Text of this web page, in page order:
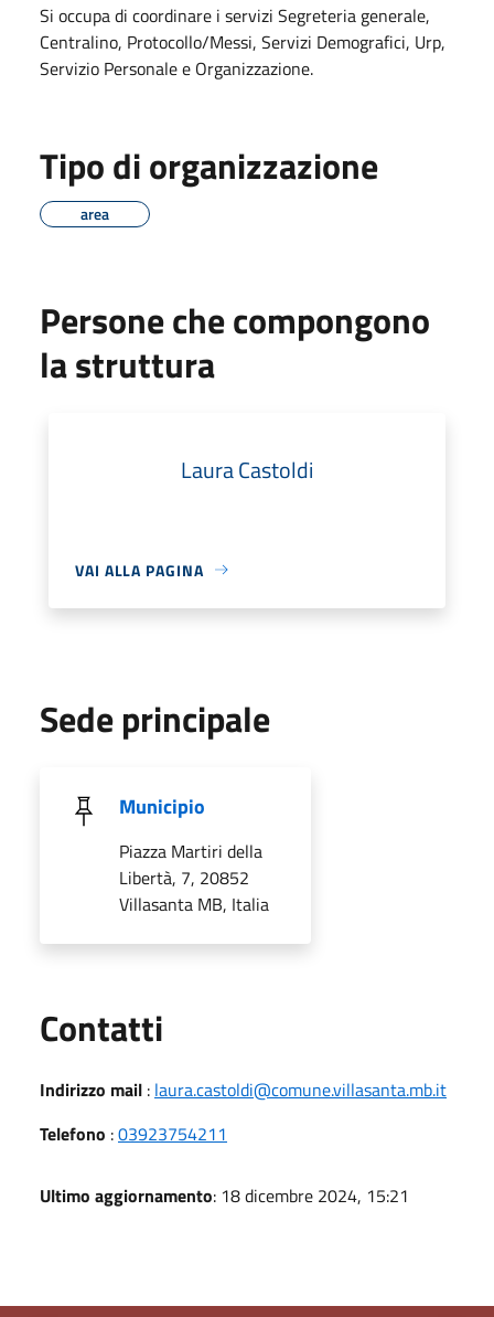
Si occupa di coordinare i servizi Segreteria generale,
Centralino, Protocollo/Messi, Servizi Demografici, Urp,
Servizio Personale e Organizzazione.
Tipo di organizzazione
area
Persone che compongono
la struttura
Laura Castoldi
VAI ALLA PAGINA
Sede principale
Municipio
Piazza Martiri della
Libertà, 7, 20852
Villasanta MB, Italia
Contatti
Indirizzo mail : laura.castoldi@comune.villasanta.mb.it
Telefono :03923754211
Ultimo aggiornamento: 18 dicembre 2024, 15:21